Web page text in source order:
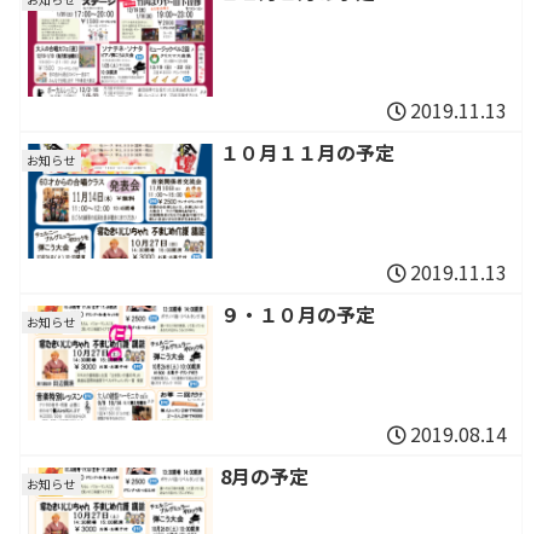
2019.11.13
お知らせ １０月１１月の予定
2019.11.13
お知らせ ９・１０月の予定
2019.08.14
お知らせ 8月の予定